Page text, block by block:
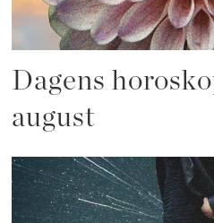
Dagens
august